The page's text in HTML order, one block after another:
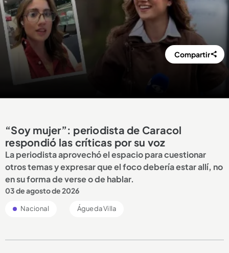
Compartir
“Soy mujer”: periodista de Caracol
respondió las críticas por su voz
La periodista aprovechó el espacio para cuestionar
otros temas y expresar que el foco debería estar allí, no
en su forma de verse o de hablar.
03 de agosto de 2026
Nacional Águeda Villa